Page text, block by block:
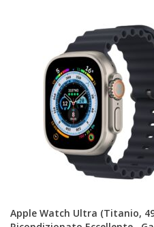
era:
909,00€.
è:
Apple Watch Ultra (Titanio,